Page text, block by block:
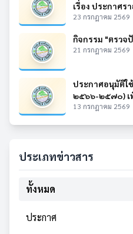
เรื่อง ประกาศร
23 กรกฎาคม 2569
กิจกรรม "ตรวจ
21 กรกฎาคม 2569
ประกาศอนุมัติ
๒๕๖๖-๒๕๗๐) เ
13 กรกฎาคม 2569
ประเภทข่าวสาร
ทั้งหมด
ประกาศ